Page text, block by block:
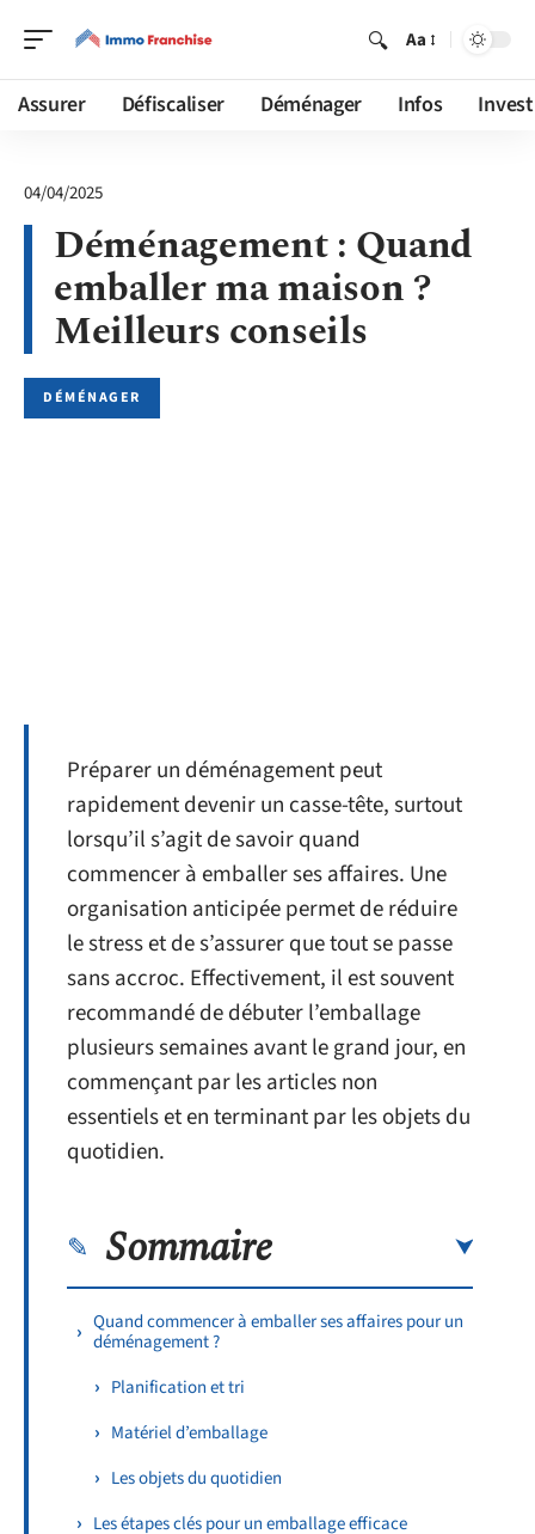
Aa
Assurer Défiscaliser Déménager Infos
04/04/2025
Déménagement : Quand
emballer ma maison ?
Meilleurs conseils
DÉMÉNAGER
Préparer un déménagement peut
rapidement devenir un casse-tête, surtout
lorsqu’il s’agit de savoir quand
commencer à emballer ses affaires. Une
organisation anticipée permet de réduire
le stress et de s’assurer que tout se passe
sans accroc. Effectivement, il est souvent
recommandé de débuter l’emballage
plusieurs semaines avant le grand jour, en
commençant par les articles non
essentiels et en terminant par les objets du
quotidien.
Sommaire
Quand commencer à emballer ses affaires pour un
déménagement ?
Planification et tri
Matériel d’emballage
Les objets du quotidien
Les étapes clés pour un emballage efficace